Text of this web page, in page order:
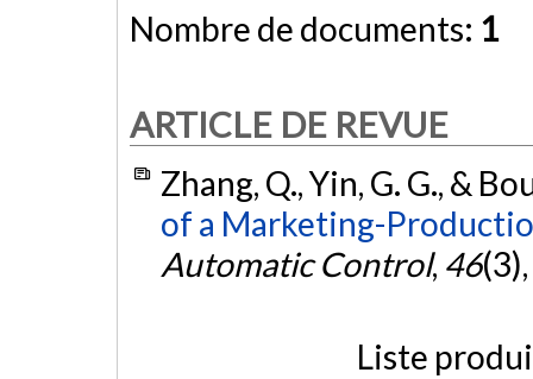
Nombre de documents: 1
ARTICLE DE REVUE
Zhang, Q., Yin, G. G., &
of a Marketing-
Automatic Control, 46
Liste